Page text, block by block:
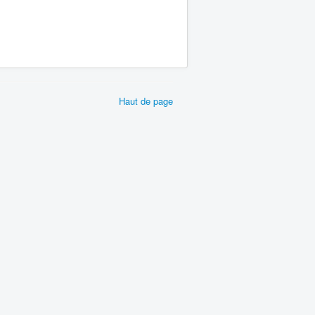
Haut de page